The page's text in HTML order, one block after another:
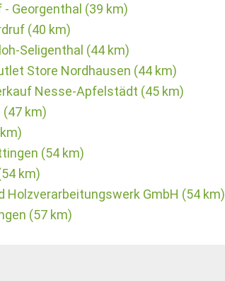
Georgenthal (39 km)
(40 km)
Seligenthal (44 km)
Store Nordhausen (44 km)
Nesse-Apfelstädt (45 km)
(47 km)
(54 km)
km)
Holzverarbeitungswerk GmbH (54 km)
(57 km)